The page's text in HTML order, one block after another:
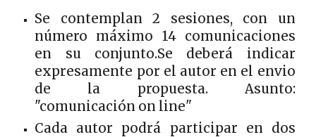
Se contemplan 2 sesiones, con un
número máximo 14 comunicaciones
en su conjunto.Se deberá indicar
expresamente por el autor en el envio
de la propuesta. Asunto:
"comunicación on line"
Cada autor podrá participar en dos